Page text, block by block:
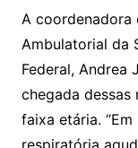
A coordenadora
Ambulatorial da
Federal, Andrea
chegada dessas
faixa etária.
respiratória